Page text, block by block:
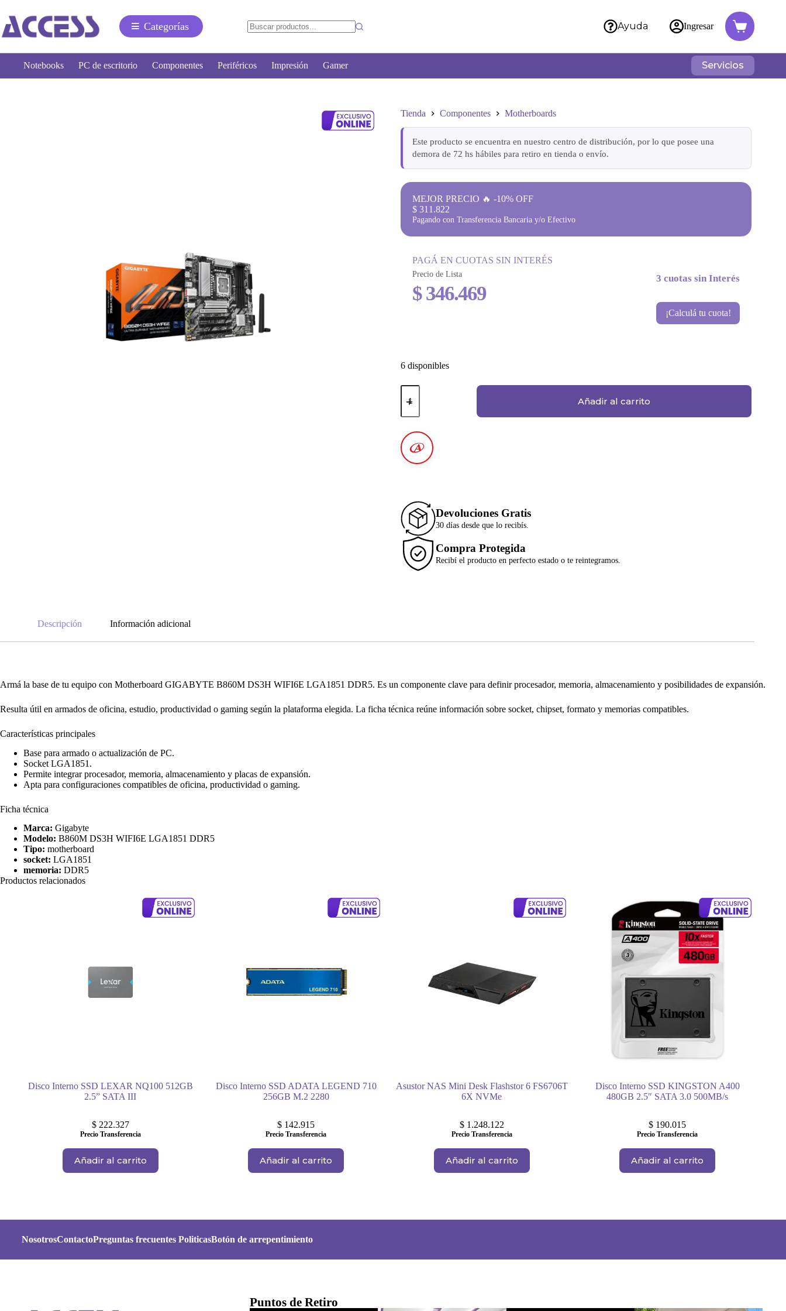
Categorías Ayuda Ingresar
Notebooks PC de escritorio Componentes Periféricos Impresión Gamer Servicios
Tienda Componentes Motherboards
Este producto se encuentra en nuestro centro de distribución, por lo que posee una
demora de 72 hs hábiles para retiro en tienda o envío.
MEJOR PRECIO 🔥 -10% OFF
$ 311.822
Pagando con Transferencia Bancaria y/o Efectivo
PAGÁ EN CUOTAS SIN INTERÉS
Precio de Lista
$346.469
3 cuotas sin Interés
¡Calculá tu cuota!
6 disponibles
Añadir al carrito
Devoluciones Gratis
30 días desde que lo recibís.
Compra Protegida
Recibí el producto en perfecto estado o te reintegramos.
Descripción Información adicional
Armá la base de tu equipo con Motherboard GIGABYTE B860M DS3H WIFI6E LGA1851 DDR5. Es un componente clave para definir procesador, memoria, almacenamiento y posibilidades de expansión.
Resulta útil en armados de oficina, estudio, productividad o gaming según la plataforma elegida. La ficha técnica reúne información sobre socket, chipset, formato y memorias compatibles.
Características principales
Base para armado o actualización de PC.
Socket LGA1851.
Permite integrar procesador, memoria, almacenamiento y placas de expansión.
Apta para configuraciones compatibles de oficina, productividad o gaming.
Ficha técnica
Marca: Gigabyte
Modelo: B860M DS3H WIFI6E LGA1851 DDR5
Tipo: motherboard
socket: LGA1851
memoria: DDR5
Productos relacionados
Disco Interno SSD LEXAR NQ100 512GB
2.5” SATA III
$222.327
Precio Transferencia
Añadir al carrito
Disco Interno SSD ADATA LEGEND 710
256GB M.2 2280
$ 142.915
Precio Transferencia
Añadir al carrito
Asustor NAS Mini Desk Flashstor 6 FS6706T
6X NVMe
$1.248.122
Precio Transferencia
Añadir al carrito
Disco Interno SSD KINGSTON A400
480GB 2.5″ SATA 3.0 500MB/s
$ 190.015
Precio Transferencia
Añadir al carrito
NosotrosContactoPreguntas frecuentes PoliticasBotón de arrepentimiento
Puntos de Retiro